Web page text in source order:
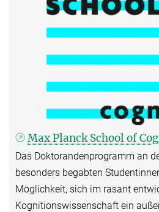
Max Planck School of
Das Doktorandenprogramm an
besonders begabten
Möglichkeit, sich im rasant
Kognitionswissenschaft ein